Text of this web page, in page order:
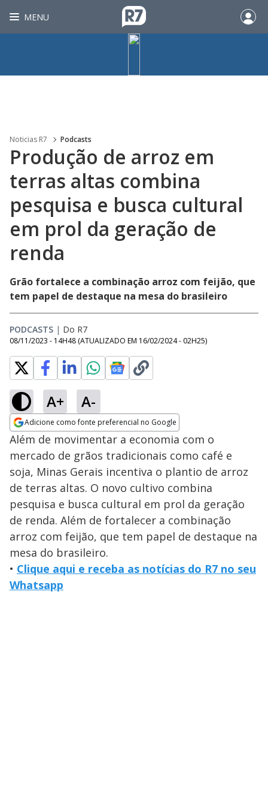
MENU
Noticias R7 Podcasts
Produção de arroz em
terras altas combina
pesquisa e busca cultural
em prol da geração de
renda
Grão fortalece a combinação arroz com feijão, que
tem papel de destaque na mesa do brasileiro
PODCASTS | Do R7
08/11/2023 - 14H48 (ATUALIZADO EM 16/02/2024 - 02H25)
A+ A-
Adicione como fonte preferencial no Google
Opens in new window
Além de movimentar a economia com o
mercado de grãos tradicionais como café e
soja, Minas Gerais incentiva o plantio de arroz
de terras altas. O novo cultivo combina
pesquisa e busca cultural em prol da geração
de renda. Além de fortalecer a combinação
arroz com feijão, que tem papel de destaque na
mesa do brasileiro.
• Clique aqui e receba as notícias do R7 no seu
Whatsapp